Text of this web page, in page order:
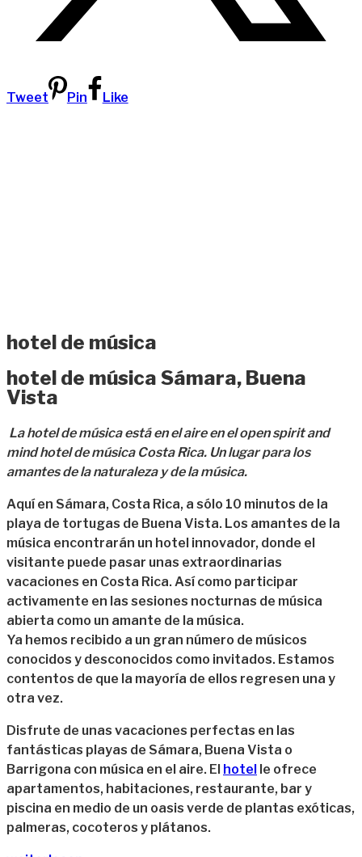
Tweet Pin Like
hotel de música
hotel de música Sámara, Buena
Vista
La hotel de música está en el aire en el open spirit and
mind hotel de música Costa Rica. Un lugar para los
amantes de la naturaleza y de la música.
Aquí en Sámara, Costa Rica, a sólo 10 minutos de la
playa de tortugas de Buena Vista. Los amantes de la
música encontrarán un hotel innovador, donde el
visitante puede pasar unas extraordinarias
vacaciones en Costa Rica. Así como participar
activamente en las sesiones nocturnas de música
abierta como un amante de la música.
Ya hemos recibido a un gran número de músicos
conocidos y desconocidos como invitados. Estamos
contentos de que la mayoría de ellos regresen una y
otra vez.
Disfrute de unas vacaciones perfectas en las
fantásticas playas de Sámara, Buena Vista o
Barrigona con música en el aire. El hotel le ofrece
apartamentos, habitaciones, restaurante, bar y
piscina en medio de un oasis verde de plantas exóticas,
palmeras, cocoteros y plátanos.